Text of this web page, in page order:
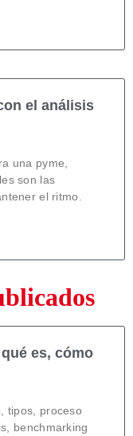
el análisis
una pyme,
son las
el ritmo.
es, cómo
tipos, proceso
benchmarking